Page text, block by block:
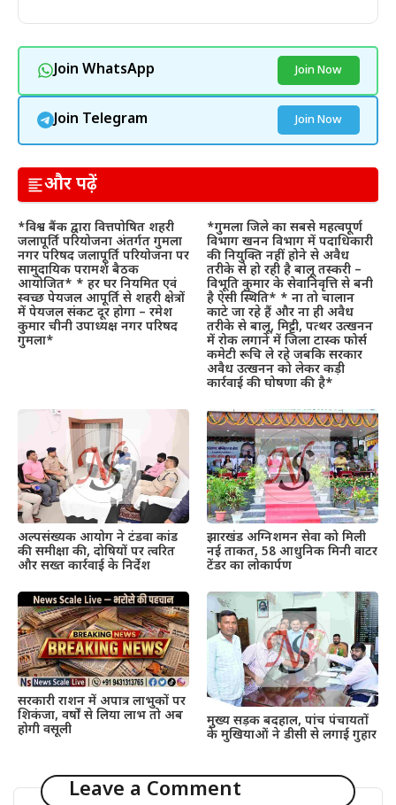
Join WhatsApp Join Now
Join Telegram Join Now
और पढ़ें
*विश्व बैंक द्वारा वित्तपोषित शहरी
जलापूर्ति परियोजना अंतर्गत गुमला
नगर परिषद जलापूर्ति परियोजना पर
सामुदायिक परामर्श बैठक
आयोजित* * हर घर नियमित एवं
स्वच्छ पेयजल आपूर्ति से शहरी क्षेत्रों
में पेयजल संकट दूर होगा – रमेश
कुमार चीनी उपाध्यक्ष नगर परिषद
गुमला*
*गुमला जिले का सबसे महत्वपूर्ण
विभाग खनन विभाग में पदाधिकारी
की नियुक्ति नहीं होने से अवैध
तरीके से हो रही है बालू तस्करी –
विभूति कुमार के सेवानिवृत्ति से बनी
है ऐसी स्थिति* * ना तो चालान
काटे जा रहे हैं और ना ही अवैध
तरीके से बालू, मिट्टी, पत्थर उत्खनन
में रोक लगाने में जिला टास्क फोर्स
कमेटी रूचि ले रहे जबकि सरकार
अवैध उत्खनन को लेकर कड़ी
कार्रवाई की घोषणा की है*
अल्पसंख्यक आयोग ने टंडवा कांड
की समीक्षा की, दोषियों पर त्वरित
और सख्त कार्रवाई के निर्देश
झारखंड अग्निशमन सेवा को मिली
नई ताकत, 58 आधुनिक मिनी वाटर
टेंडर का लोकार्पण
सरकारी राशन में अपात्र लाभुकों पर
शिकंजा, वर्षों से लिया लाभ तो अब
होगी वसूली
मुख्य सड़क बदहाल, पांच पंचायतों
के मुखियाओं ने डीसी से लगाई गुहार
Leave a Comment